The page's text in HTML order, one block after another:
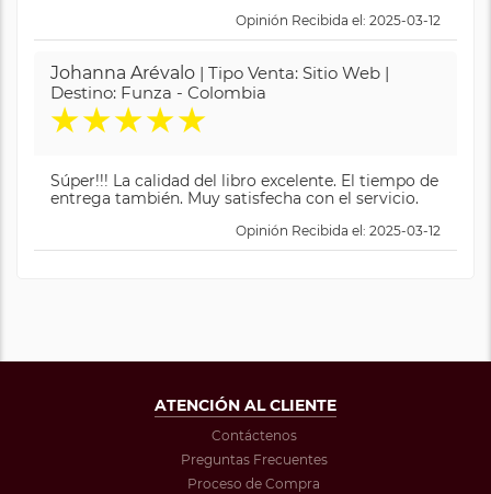
Opinión Recibida el: 2025-03-12
Johanna Arévalo | Tipo Venta: Sitio Web |
Destino: Funza - Colombia
★★★★★
Súper!!! La calidad del libro excelente. El tiempo de
entrega también. Muy satisfecha con el servicio.
Opinión Recibida el: 2025-03-12
ATENCIÓN AL CLIENTE
Contáctenos
Preguntas Frecuentes
Proceso de Compra